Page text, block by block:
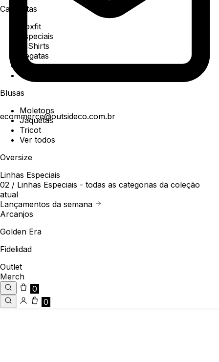
ecommerce@outsideco.com.br
Camisetas
Boxfit
Especiais
T-Shirts
Regatas
Polo
Ver todos
Blusas
Moletons
Jaquetas
Tricot
Ver todos
Oversize
Linhas Especiais
02 / Linhas Especiais - todas as categorias da coleção
atual
Lançamentos da semana
Arcanjos
Golden Era
Fidelidad
Outlet
Merch
0
0